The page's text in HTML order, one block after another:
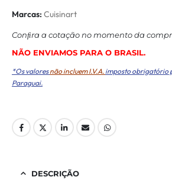
Marcas: Cuisinart
Conﬁra a cotação no momento da
NÃO ENVIAMOS PARA O BRASIL.
*Os valoresnão incluem I.V.A. imposto obrigatório
Paraguai.
DESCRIÇÃO